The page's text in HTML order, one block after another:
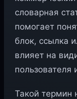
словарная
помогает
блок, ссылка
влияет на
пользователя
Такой термин